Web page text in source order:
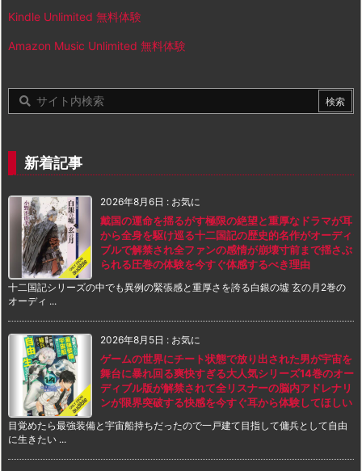
Kindle Unlimited 無料体験
Amazon Music Unlimited 無料体験
新着記事
2026年8月6日 : お気に
戴国の運命を揺るがす極限の絶望と重厚なドラマが耳
から全身を駆け巡る十二国記の歴史的名作がオーディ
ブルで解禁され全ファンの感情が崩壊寸前まで揺さぶ
られる圧巻の体験を今すぐ体感するべき理由
十二国記シリーズの中でも異例の緊張感と重厚さを誇る白銀の墟 玄の月2巻の
オーディ ...
2026年8月5日 : お気に
ゲームの世界にチート状態で放り出された男が宇宙を
舞台に暴れ回る爽快すぎる大人気シリーズ14巻のオー
ディブル版が解禁されて全リスナーの脳内アドレナリ
ンが限界突破する快感を今すぐ耳から体験してほしい
目覚めたら最強装備と宇宙船持ちだったので一戸建て目指して傭兵として自由
に生きたい ...